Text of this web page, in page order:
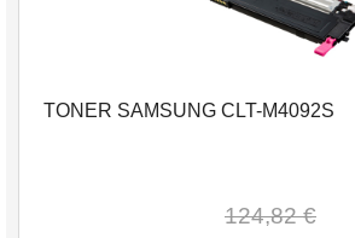
TONER SAMSUNG CLT-M4092S
124,82 €